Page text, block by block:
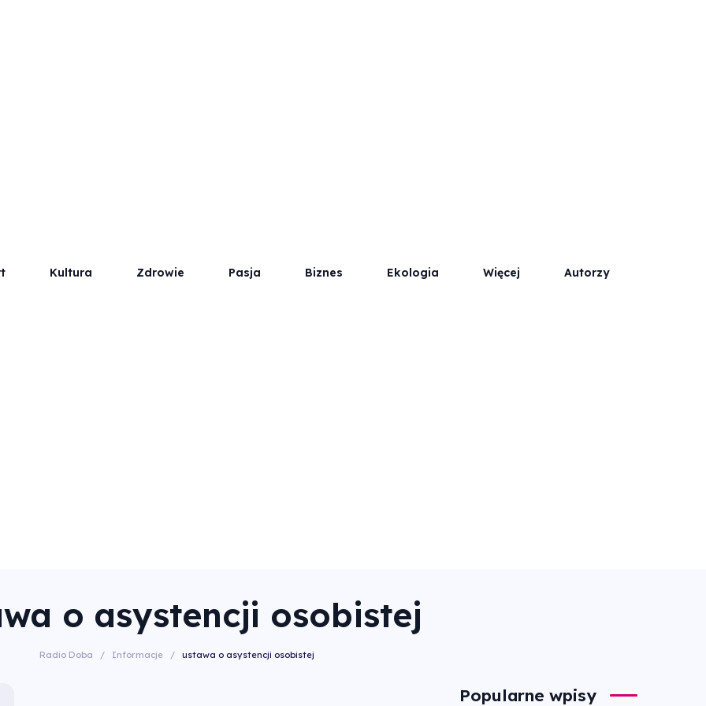
Kultura Zdrowie Pasja Biznes Ekologia Więcej Autorzy
o asystencji osobistej
Radio Doba / Informacje / ustawa o asystencji osobistej
Popularne wpisy